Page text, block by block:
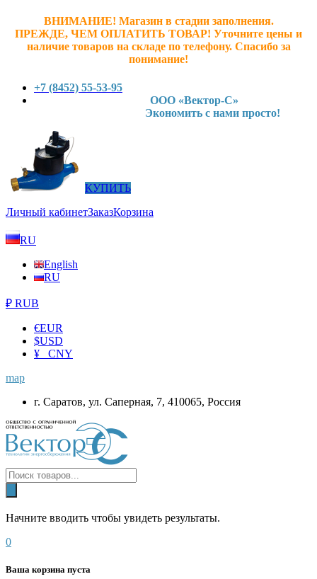
ВНИМАНИЕ! Магазин в стадии заполнения.
ПРЕЖДЕ, ЧЕМ ОПЛАТИТЬ ТОВАР! Уточните цены и
наличие товаров на складе по телефону. Спасибо за
понимание!
+7 (8452) 55-53-95
ООО «Вектор-С»
Экономить с нами просто!
КУПИТЬ
Личный кабинетЗаказКорзина
RU
English
RU
₽ RUB
€EUR
$USD
¥ CNY
map
г. Саратов, ул. Саперная, 7, 410065, Россия
Начните вводить чтобы увидеть результаты.
0
Ваша корзина пуста